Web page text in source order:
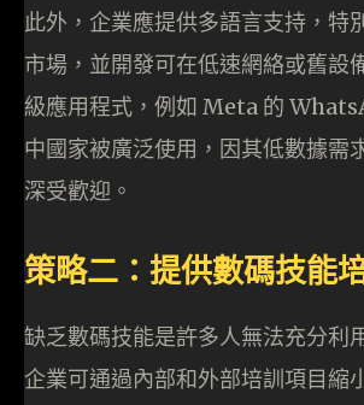
此外，企業應提供多語言支持，特
市場，並開發可在低速網絡或舊設
級應用程式，例如 Meta 的
中國家被廣泛使用，因其低數據需
深受歡迎。
策略二：提供數碼技能
缺乏數碼技能是許多人無法充分利
企業可通過內部和外部培訓項目縮